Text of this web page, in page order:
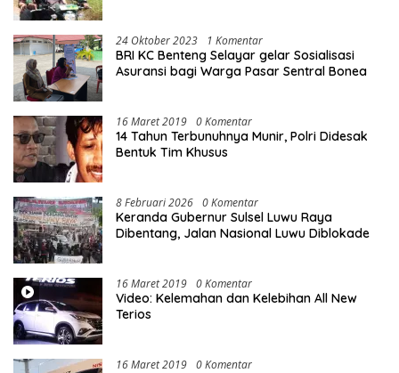
24 Oktober 2023 1 Komentar
BRI KC Benteng Selayar gelar Sosialisasi
Asuransi bagi Warga Pasar Sentral Bonea
16 Maret 2019 0 Komentar
14 Tahun Terbunuhnya Munir, Polri Didesak
Bentuk Tim Khusus
8 Februari 2026 0 Komentar
Keranda Gubernur Sulsel Luwu Raya
Dibentang, Jalan Nasional Luwu Diblokade
16 Maret 2019 0 Komentar
Video: Kelemahan dan Kelebihan All New
Terios
16 Maret 2019 0 Komentar